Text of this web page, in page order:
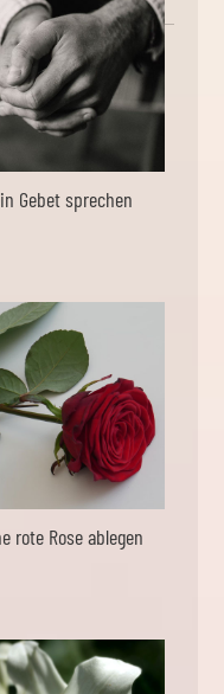
Gebet sprechen
rote Rose ablegen